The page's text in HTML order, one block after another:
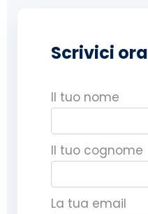
Scrivici ora
Il tuo nome
Il tuo cognome
La tua email